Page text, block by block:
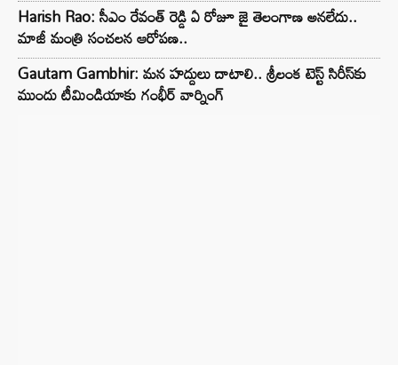
Harish Rao: సీఎం రేవంత్ రెడ్డి ఏ రోజూ జై తెలంగాణ అనలేదు..
మాజీ మంత్రి సంచలన ఆరోపణ..
Gautam Gambhir: మన హద్దులు దాటాలి.. శ్రీలంక టెస్ట్ సిరీస్‌కు
ముందు టీమిండియాకు గంభీర్ వార్నింగ్